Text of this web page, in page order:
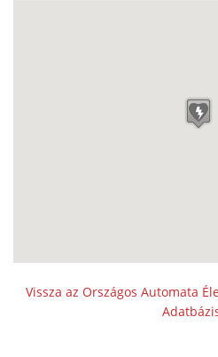
Vissza az Országos Automata